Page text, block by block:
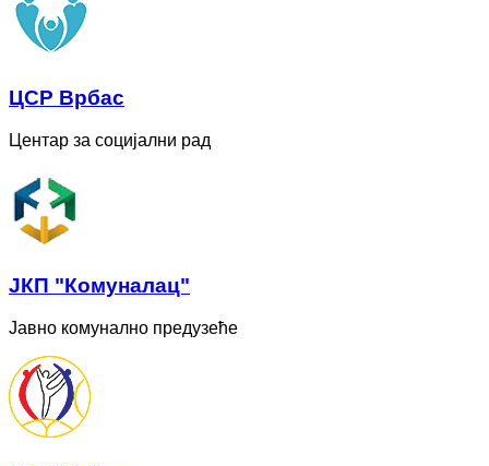
ЦСР Врбас
Центар за социјални рад
ЈКП "Комуналац"
Јавно комунално предузеће